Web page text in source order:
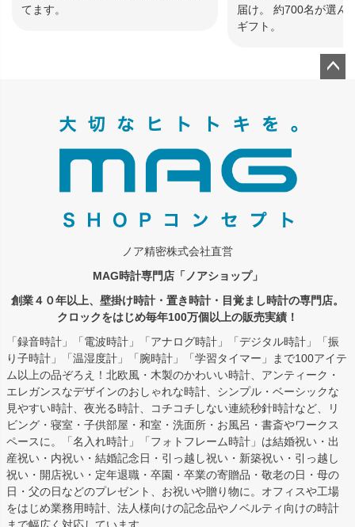
てます。
届け。 約700名が選ん
ギフト。
ノア精密株式会社直営
MAG時計専門店「ノアショップ」
創業４０年以上、壁掛け時計・置き時計・目覚まし時計の専門店。
クロックをはじめ毎年100万個以上の販売実績！
「録音時計」「電波時計」「アナログ時計」「デジタル時計」「振
り子時計」「温湿度計」「腕時計」「学習タイマー」まで100アイテ
ム以上の品ぞろえ！北欧風・木製のかわいい時計、アンティーク・
エレガンスなデザインのおしゃれな時計、シンプル・ベーシックな
見やすい時計、夜光る時計、コチコチしない連続秒針時計など、リ
ビング・寝室・子供部屋・和室・洗面所・お風呂・書斎やワークス
ペースに。「名入れ時計」「フォトフレーム時計」は結婚祝い・出
産祝い・内祝い・結婚記念日・引っ越し祝い・新築祝い・引っ越し
祝い・開店祝い・定年退職・卒園・卒業の寄贈品・敬老の日・母の
日・父の日などのプレゼント、お祝いや贈り物に。オフィスや工場
をはじめ業務用時計、法人様向けの記念品やノベルティ向けの時計